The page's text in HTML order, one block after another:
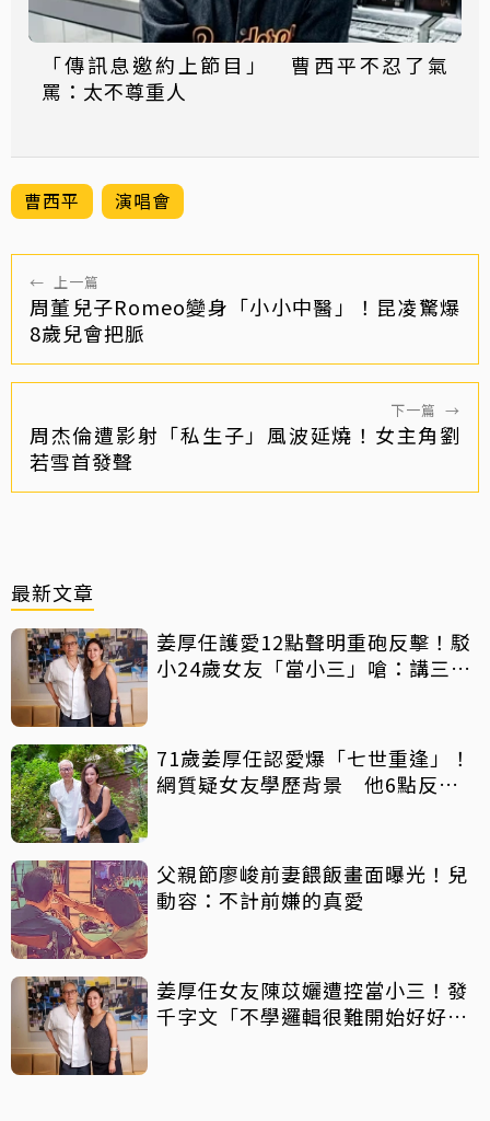
「傳訊息邀約上節目」 曹西平不忍了氣
罵：太不尊重人
曹西平 演唱會
← 上一篇
周董兒子Romeo變身「小小中醫」！昆凌驚爆
8歲兒會把脈
下一篇 →
周杰倫遭影射「私生子」風波延燒！女主角劉
若雪首發聲
最新文章
姜厚任護愛12點聲明重砲反擊！駁
小24歲女友「當小三」嗆：講三
71歲姜厚任認愛爆「七世重逢」！
網質疑女友學歷背景 他6點反
父親節廖峻前妻餵飯畫面曝光！兒
動容：不計前嫌的真愛
姜厚任女友陳苡孋遭控當小三！發
千字文「不學邏輯很難開始好好